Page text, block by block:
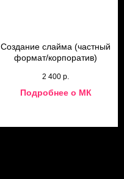
Создание слайма (частный
формат/корпоратив)
2 400 р.
Подробнее о МК